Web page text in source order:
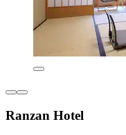
Ranzan Hotel